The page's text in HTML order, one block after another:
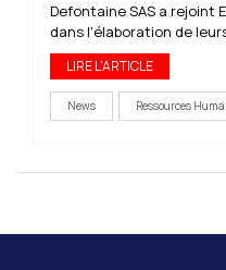
Defontaine SAS a rejoint
dans l'élaboration de
LIRE L'ARTICLE
News Ressources